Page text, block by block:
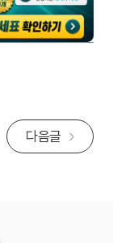
다음글